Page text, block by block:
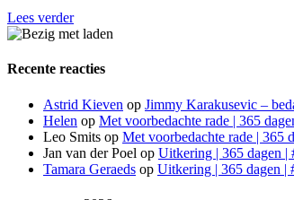
Lees verder
Recente reacties
Astrid Kieven op Jimmy Karakusevic –
Helen op Met voorbedachte rade | 365
Leo Smits op Met voorbedachte rade | 365
Jan van der Poel op Uitkering | 365 dagen |
Tamara Geraeds op Uitkering | 365 dagen |